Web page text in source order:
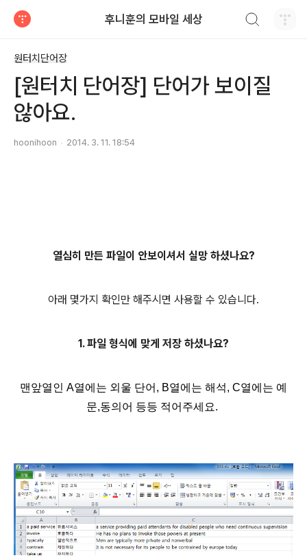
후니훈의 모바일 세상
원터치단어장
[원터치 단어장] 단어가 보이질
않아요.
hoonihoon 2014. 3. 11. 18:54
열심히 만든 파일이 안보이셔서 실망 하셨나요?
아래 몇가지 확인만 해주시면 사용할 수 있습니다.
1. 파일 형식에 맞게 저장 하셨나요?
맨앞열인 A열에는 외울 단어, B열에는 해석, C열에는 예
문,동의어 등등 적어주세요.